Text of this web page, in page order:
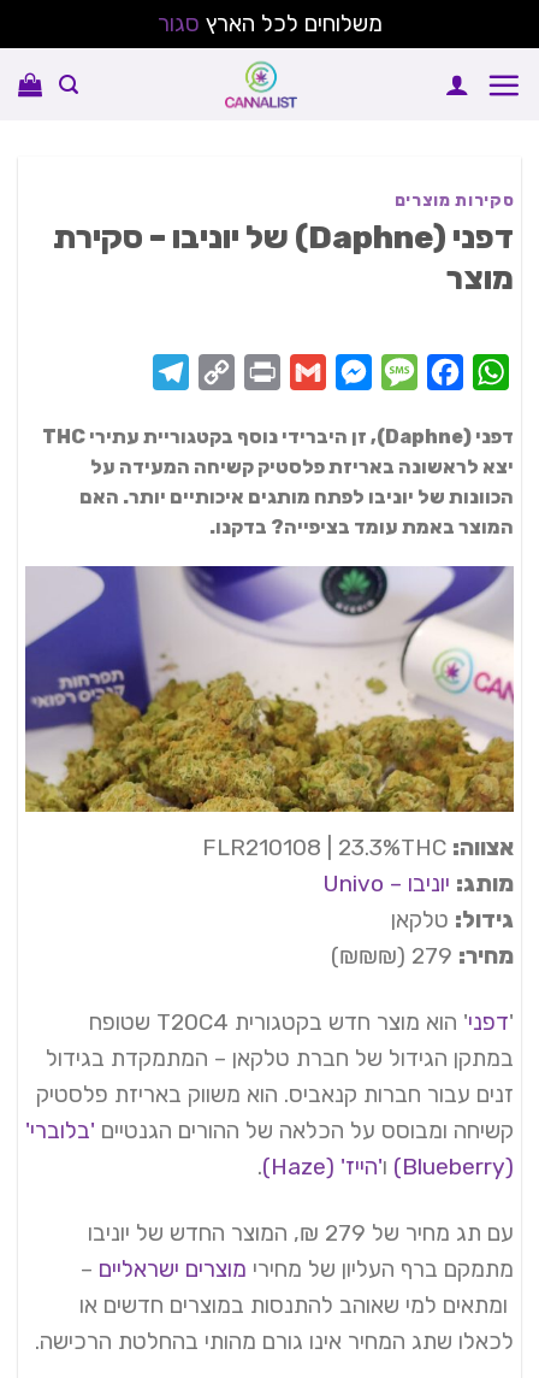
משלוחים לכל הארץ סגור
to
סקירות מוצרים
דפני (Daphne) של יוניבו – סקירת
מוצר
WhatsApp
Facebook
Message
Messenger
Gmail
Print
Copy
דפני (Daphne), זן היברידי נוסף בקטגוריית עתירי THC
יצא לראשונה באריזת פלסטיק קשיחה המעידה על
הכוונות של יוניבו לפתח מותגים איכותיים יותר. האם
המוצר באמת עומד בציפייה? בדקנו.
אצווה:
מותג: יוניבו – Univo
גידול: טלקאן
מחיר:
'דפני
' הוא מוצר חדש בקטגורית T20C4 שטופח
במתקן הגידול של חברת טלקאן – המתמקדת בגידול
זנים עבור חברות קנאביס. הוא משווק באריזת פלסטיק
קשיחה ומבוסס על הכלאה של ההורים הגנטיים 'בלוברי'
(Blueberry)
ו'הייז' (Haze) .
עם תג מחיר של 279 ₪, המוצר החדש של יוניבו
מתמקם ברף העליון של מחירי מוצרים ישראליים –
ומתאים למי שאוהב להתנסות במוצרים חדשים או
לכאלו שתג המחיר אינו גורם מהותי בהחלטת הרכישה.